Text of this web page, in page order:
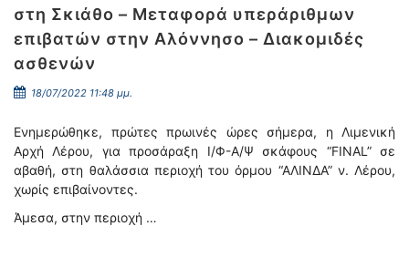
στη Σκιάθο – Μεταφορά υπεράριθμων
επιβατών στην Αλόννησο – Διακομιδές
ασθενών
18/07/2022 11:48 μμ.
Ενημερώθηκε, πρώτες πρωινές ώρες σήμερα, η Λιμενική
Αρχή Λέρου, για προσάραξη Ι/Φ-Α/Ψ σκάφους “FINAL” σε
αβαθή, στη θαλάσσια περιοχή του όρμου “ΑΛΙΝΔΑ” ν. Λέρου,
χωρίς επιβαίνοντες.
Άμεσα, στην περιοχή …